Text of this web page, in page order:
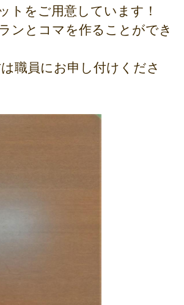
トをご用意しています！
ンとコマを作ることができ
職員にお申し付けくださ